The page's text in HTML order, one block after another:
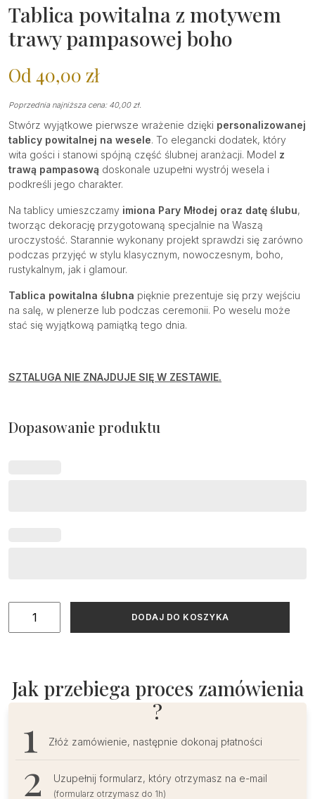
Tablica powitalna z motywem
trawy pampasowej boho
Od 40,00 zł
Poprzednia najniższa cena: 40,00 zł.
Stwórz wyjątkowe pierwsze wrażenie dzięki personalizowanej
tablicy powitalnej na wesele. To elegancki dodatek, który
wita gości i stanowi spójną część ślubnej aranżacji. Model z
trawą pampasową doskonale uzupełni wystrój wesela i
podkreśli jego charakter.
Na tablicy umieszczamy imiona Pary Młodej oraz datę ślubu,
tworząc dekorację przygotowaną specjalnie na Waszą
uroczystość. Starannie wykonany projekt sprawdzi się zarówno
podczas przyjęć w stylu klasycznym, nowoczesnym, boho,
rustykalnym, jak i glamour.
Tablica powitalna ślubna pięknie prezentuje się przy wejściu
na salę, w plenerze lub podczas ceremonii. Po weselu może
stać się wyjątkową pamiątką tego dnia.
SZTALUGA NIE ZNAJDUJE SIĘ W ZESTAWIE.
Dopasowanie produktu
motywem
trawy
boho
DODAJ DO KOSZYKA
Jak przebiega proces zamówienia
?
Złóż zamówienie, następnie dokonaj płatności
Uzupełnij formularz, który otrzymasz na e-mail
(formularz otrzymasz do 1h)